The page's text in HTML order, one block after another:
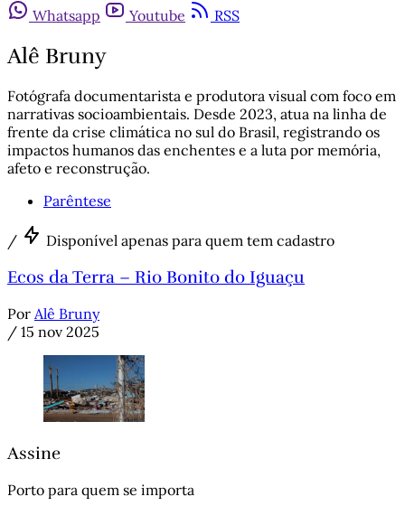
Whatsapp
Youtube RSS
Alê Bruny
Fotógrafa documentarista e produtora visual com foco em
narrativas socioambientais. Desde 2023, atua na linha de
frente da crise climática no sul do Brasil, registrando os
impactos humanos das enchentes e a luta por memória,
afeto e reconstrução.
Parêntese
/ Disponível apenas para quem tem cadastro
Ecos da Terra – Rio Bonito do Iguaçu
Por Alê Bruny
/ 15 nov 2025
Assine
Porto para quem se importa